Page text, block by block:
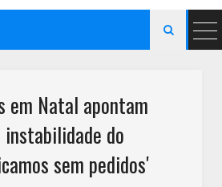

em Natal apontam
do
sem pedidos'